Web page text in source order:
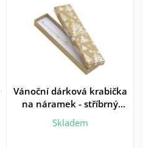
Vánoční dárková krabička
na náramek - stříbrný
motiv
Skladem